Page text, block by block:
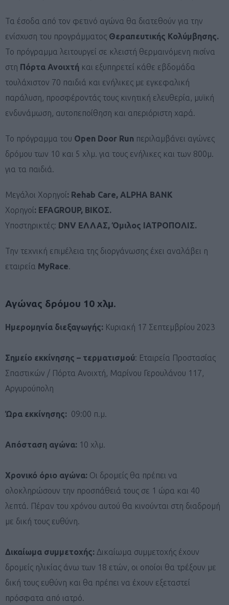
Τα έσοδα από τον φετινό αγώνα θα διατεθούν για την
ενίσχυση του προγράμματος Θεραπευτικής Κολύμβησης.
Το πρόγραμμα λειτουργεί σε κλειστή θερμαινόμενη πισίνα
στη Πόρτα Ανοιχτή και εξυπηρετεί κάθε εβδομάδα
τουλάχιστον 70 παιδιά και ενήλικες με εγκεφαλική
παράλυση, προσφέροντάς τους κινητική ελευθερία, μυϊκή
ενδυνάμωση, αυτοπεποίθηση και απεριόριστη χαρά.
Το πρόγραμμα του Open Door Run περιλαμβάνει αγώνες
δρόμου των 10 και 5 χλμ. για τους ενήλικες και των 800μ.
για τα παιδιά.
Μεγάλοι Χορηγοί: Rehab Care, ALPHA BANK
Χορηγοί: EFAGROUP, ΒΙΚΟΣ.
Υποστηρικτές: DNV ΕΛΛΑΣ, Όμιλος ΙΑΤΡΟΠΟΛΙΣ.
Την τεχνική επιμέλεια της διοργάνωσης έχει αναλάβει η
εταιρεία MyRace.
Αγώνας δρόμου 10 χλμ.
Ημερομηνία διεξαγωγής: Κυριακή 17 Σεπτεμβρίου 2023
Σημείο εκκίνησης – τερματισμού: Εταιρεία Προστασίας
Σπαστικών / Πόρτα Ανοιχτή, Μαρίνου Γερουλάνου 117,
Αργυρούπολη
Ώρα εκκίνησης: 09:00 π.μ.
Απόσταση αγώνα: 10 χλμ.
Χρονικό όριο αγώνα: Οι δρομείς θα πρέπει να
ολοκληρώσουν την προσπάθειά τους σε 1 ώρα και 40
λεπτά. Πέραν του χρόνου αυτού θα κινούνται στη διαδρομή
με δική τους ευθύνη.
Δικαίωμα συμμετοχής: Δικαίωμα συμμετοχής έχουν
δρομείς ηλικίας άνω των 18 ετών, οι οποίοι θα τρέξουν με
δική τους ευθύνη και θα πρέπει να έχουν εξεταστεί
πρόσφατα από ιατρό.